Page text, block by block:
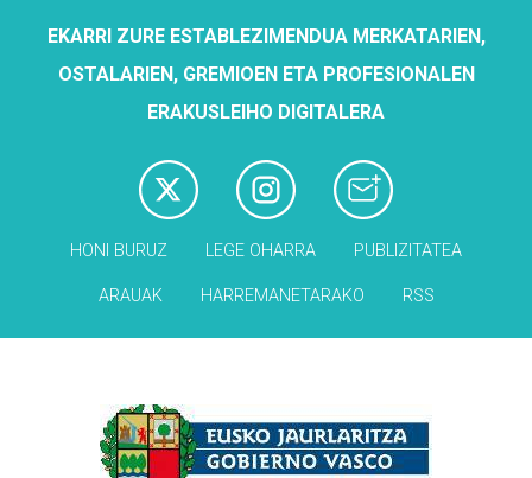
EKARRI ZURE ESTABLEZIMENDUA MERKATARIEN,
OSTALARIEN, GREMIOEN ETA PROFESIONALEN
ERAKUSLEIHO DIGITALERA
HONI BURUZ LEGE OHARRA PUBLIZITATEA
ARAUAK HARREMANETARAKO RSS